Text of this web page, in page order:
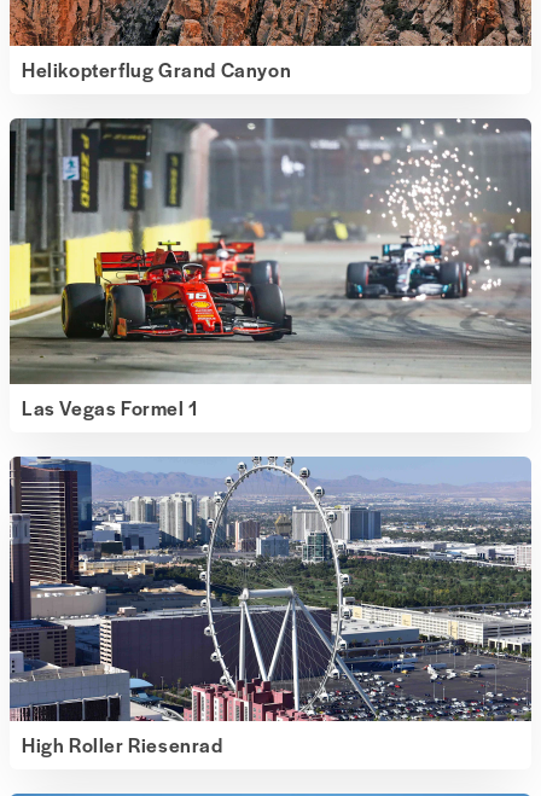
Helikopterflug Grand Canyon
Las Vegas Formel 1
High Roller Riesenrad